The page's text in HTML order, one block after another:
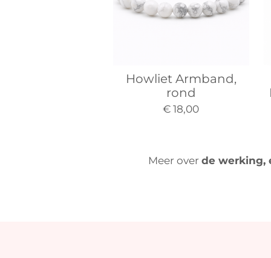
Howliet Armband,
rond
€ 18,00
Meer over de werking,